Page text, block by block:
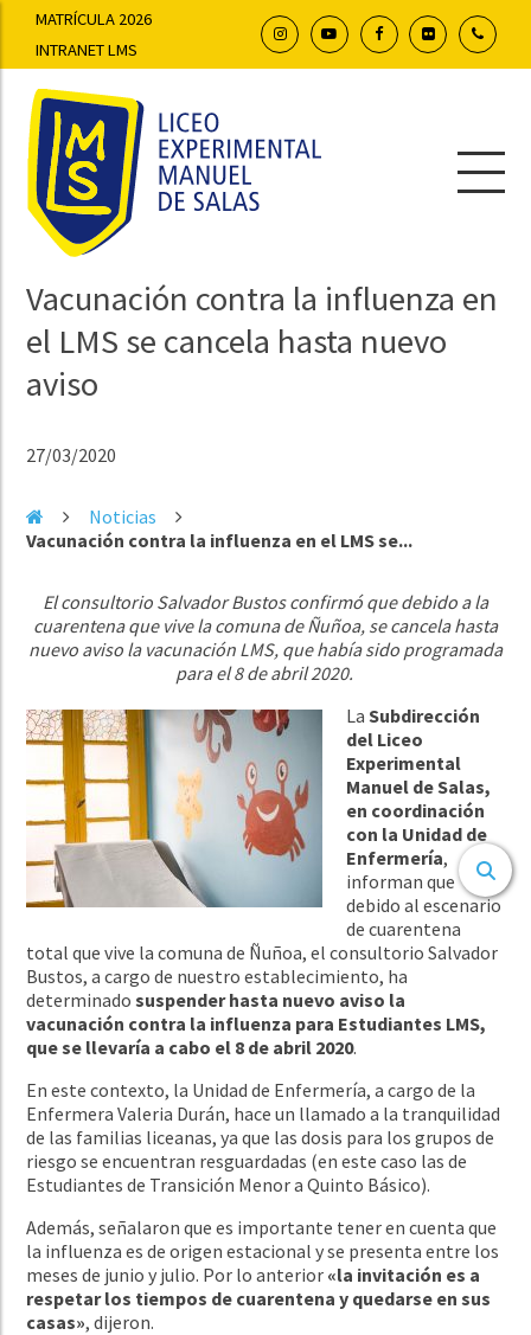
MATRÍCULA 2026
INTRANET LMS
Vacunación contra la influenza en
el LMS se cancela hasta nuevo
aviso
27/03/2020
Noticias
Vacunación contra la influenza en el LMS se...
El consultorio Salvador Bustos confirmó que debido a la
cuarentena que vive la comuna de Ñuñoa, se cancela hasta
nuevo aviso la vacunación LMS, que había sido programada
para el 8 de abril 2020.
LaSubdirección
del Liceo
Experimental
Manuel de Salas,
en coordinación
con la Unidad de
Enfermería,
informan que
debido al escenario
de cuarentena
total que vive la comuna de Ñuñoa, el consultorio Salvador
Bustos, a cargo de nuestro establecimiento, ha
determinadosuspender hasta nuevo aviso la
vacunación contra la influenza para Estudiantes LMS,
que se llevaría a cabo el 8 de abril 2020.
En este contexto, la Unidad de Enfermería, a cargo de la
Enfermera Valeria Durán, hace un llamado a la tranquilidad
de las familias liceanas, ya que las dosis para los grupos de
riesgo se encuentran resguardadas (en este caso las de
Estudiantes de Transición Menor a Quinto Básico).
Además, señalaron que es importante tener en cuenta que
la influenza es de origen estacional y se presenta entre los
meses de junio y julio. Por lo anterior «la invitación es a
respetar los tiempos de cuarentena y quedarse en sus
casas», dijeron.